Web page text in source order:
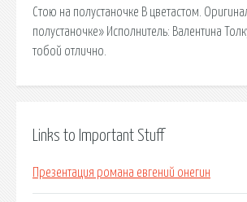
Стою на полустаночке В цветастом.
полустаночке» Исполнитель: Валентина
тобой отлично.
Links to Important Stuff
Презентация романа евгений онегин